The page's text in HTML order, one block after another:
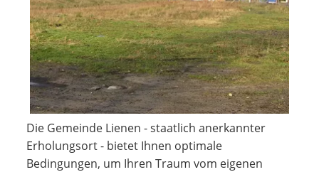
Die Gemeinde Lienen - staatlich anerkannter
Erholungsort - bietet Ihnen optimale
Bedingungen, um Ihren Traum vom eigenen